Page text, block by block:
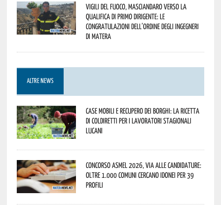
Vigili del Fuoco, Masciandaro verso la
qualifica di Primo Dirigente: le
congratulazioni dell’Ordine degli Ingegneri
di Matera
ALTRE NEWS
Case mobili e recupero dei borghi: la ricetta
di Coldiretti per i lavoratori stagionali
lucani
Concorso Asmel 2026, via alle candidature:
oltre 1.000 Comuni cercano idonei per 39
profili